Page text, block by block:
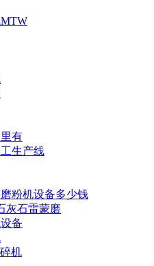
有
生产线
粉机设备多少钱
灰石雷蒙磨
备
机